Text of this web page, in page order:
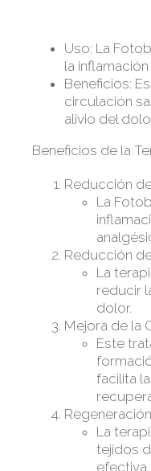
Uso: La
la
Beneficios:
circulación
alivio del
Beneficios de la
Reducción
La
Reducción
La
reducir
dolor.
Mejora de la
Este
facilita
La
tejidos
efectiva.